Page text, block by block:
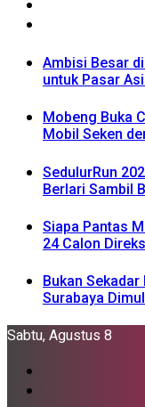
Ambisi Besar di
untuk Pasar
Mobeng Buka
Mobil Seken
SedulurRun
Berlari Sambil
Siapa Pantas
24 Calon
Bukan
Surabaya
Sabtu, Agustus 8